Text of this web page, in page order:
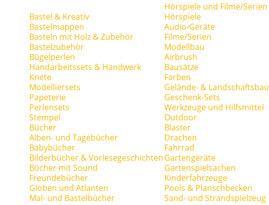
Bastel & Kreativ
Bastelmappen
Basteln mit Holz & Zubehör
Bastelzubehör
Bügelperlen
Handarbeitssets & Handwerk
Knete
Modelliersets
Papeterie
Perlensets
Stempel
Bücher
Alben- und Tagebücher
Babybücher
Bilderbücher & Vorlesegeschichten
Bücher mit Sound
Freundebücher
Globen und Atlanten
Mal- und Bastelbücher
Hörspiele und Filme/Serien
Hörspiele
Audio-Geräte
Filme/Serien
Modellbau
Airbrush
Bausätze
Farben
Gelände- & Landschaftsbau
Geschenk-Sets
Werkzeuge und Hilfsmittel
Outdoor
Blaster
Drachen
Fahrrad
Gartengeräte
Gartenspielsachen
Kinderfahrzeuge
Pools & Planschbecken
Sand- und Strandspielzeug